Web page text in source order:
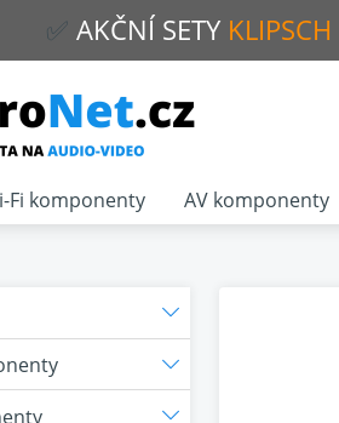
✅ AKČNÍ SETY KLIPSCH
Fi komponenty AV komponenty